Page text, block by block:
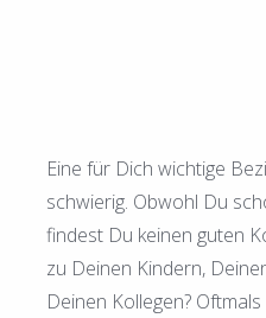
Eine für Dich wichtige
schwierig. Obwohl Du
findest Du keinen guten
zu Deinen Kindern,
Deinen Kollegen?